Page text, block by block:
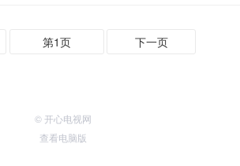
第1页 下一页
© 开心电视网
查看电脑版